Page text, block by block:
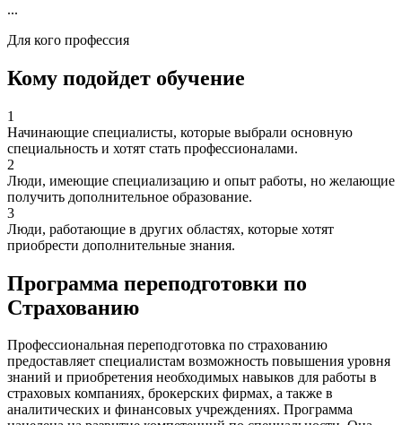
...
Для кого профессия
Кому подойдет обучение
1
Начинающие специалисты, которые выбрали основную
специальность и хотят стать профессионалами.
2
Люди, имеющие специализацию и опыт работы, но желающие
получить дополнительное образование.
3
Люди, работающие в других областях, которые хотят
приобрести дополнительные знания.
Программа переподготовки по
Страхованию
Профессиональная переподготовка по страхованию
предоставляет специалистам возможность повышения уровня
знаний и приобретения необходимых навыков для работы в
страховых компаниях, брокерских фирмах, а также в
аналитических и финансовых учреждениях. Программа